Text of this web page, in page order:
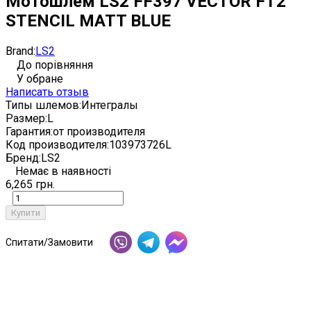
STENCIL MATT BLUE
Brand:LS2
До порівняння
У обране
Написать отзыв
Типы шлемов:Интегралы
Размер:L
Гарантия:от производителя
Код производителя:103973726L
Бренд:LS2
Немає в наявності
6,265 грн.
Купити
Спитати/Замовити